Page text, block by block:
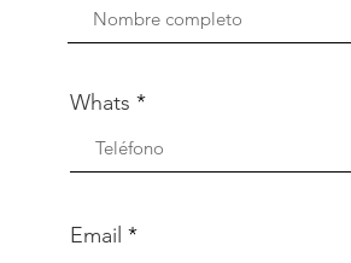
Whats
Email